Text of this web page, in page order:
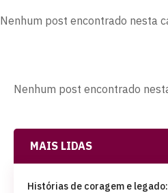
Nenhum post encontrado nesta
Nenhum post encontrado
MAIS LIDAS
Histórias de coragem e